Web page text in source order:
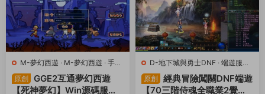
M-夢幻西遊 · M-夢幻西遊 · 手遊
服務端 · 端遊服務端
原創
GGE2互通夢幻西遊
【死神夢幻】Win源碼服務
D-地下城與勇士DNF · 端遊服務
端
原創
經典冒險闖關DNF端遊
【70三階侍魂全職業2覺女